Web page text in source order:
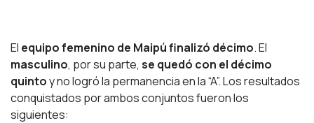
El equipo femenino de Maipú finalizó décimo. El
masculino, por su parte, se quedó con el décimo
quintoy no logró la permanencia en la “A”. Los resultados
conquistados por ambos conjuntos fueron los
siguientes: